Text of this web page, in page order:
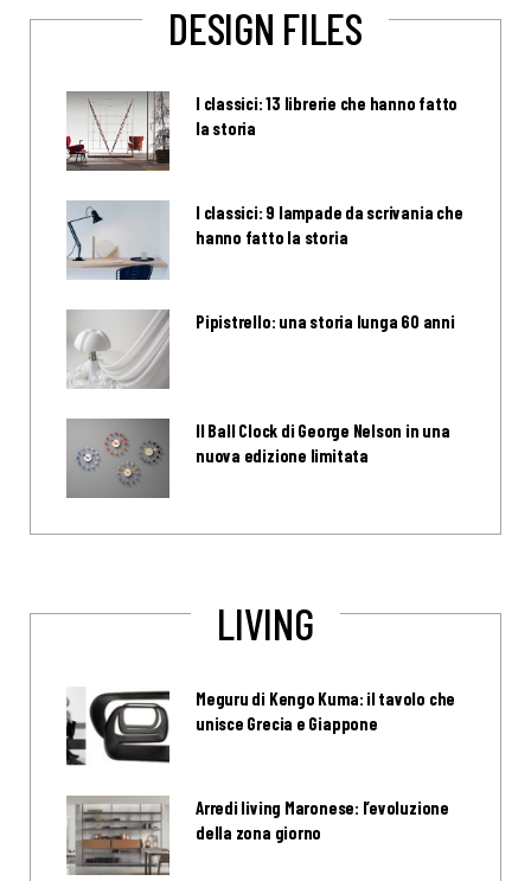
DESIGN FILES
I classici: 13 librerie che hanno fatto
la storia
I classici: 9 lampade da scrivania che
hanno fatto la storia
Pipistrello: una storia lunga 60 anni
Il Ball Clock di George Nelson in una
nuova edizione limitata
LIVING
Meguru di Kengo Kuma: il tavolo che
unisce Grecia e Giappone
Arredi living Maronese: l’evoluzione
della zona giorno